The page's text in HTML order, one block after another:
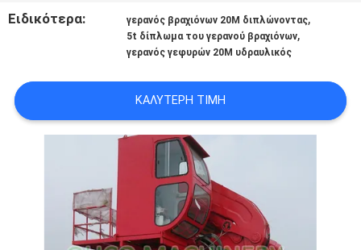
ΥΠΟΘΈΣΕΙΣ
CONTACT
SITEMAP
Ειδικότερα: γερανός βραχιόνων 20M διπλώνοντας,
5t δίπλωμα του γερανού βραχιόνων,
γερανός γεφυρών 20M υδραυλικός
ΚΑΛΎΤΕΡΗ ΤΙΜΉ